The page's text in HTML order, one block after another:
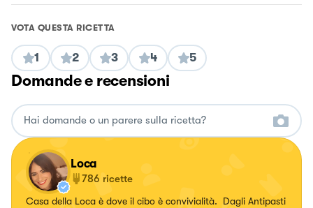
VOTA QUESTA RICETTA
1 2 3 4 5
Domande e recensioni
Loca
786 ricette
Casa della Loca è dove il cibo è convivialità. Dagli Antipasti